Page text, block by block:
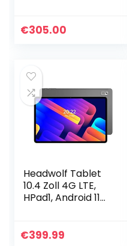
Core, 4 GB RAM,
€305.00
Headwolf Tablet
10.4 Zoll 4G LTE,
HPad1, Android 11
Octa-Kern, 8GB
€399.99